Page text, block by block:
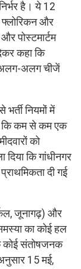
है। ये 12
फ्लोरिकन और
पोस्टमार्टम
कहा कि
अलग-अलग चीजें
नियमों में
कि कम से कम एक
को
दिया कि गांधीनगर
दी गई
जूनागढ़) और
का कोई हल
कोई संतोषजनक
15 मई,